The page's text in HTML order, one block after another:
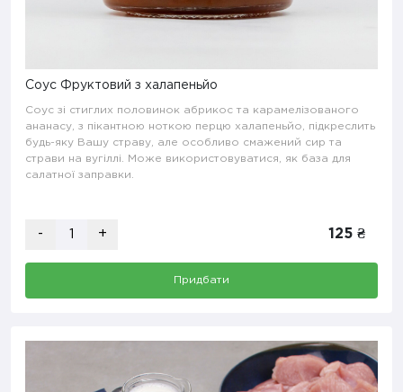
Соус Фруктовий з халапеньйо
Соус зі стиглих половинок абрикос та карамелізованого
ананасу, з пікантною ноткою перцю халапеньйо, підкреслить
будь-яку Вашу страву, але особливо смажений сир та
страви на вугіллі. Може використовуватися, як база для
салатної заправки.
- + 125 ₴
Придбати